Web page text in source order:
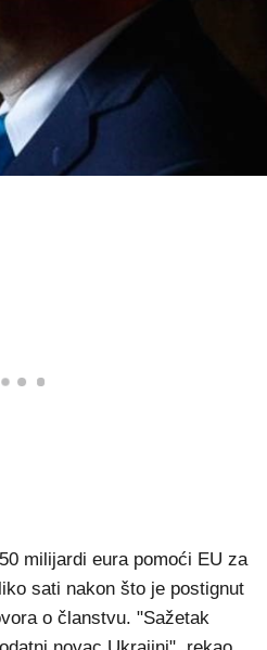
milijardi eura pomoći EU za
sati nakon što je postignut
o članstvu. "Sažetak